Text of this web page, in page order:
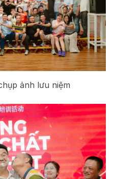
ảnh lưu niệm